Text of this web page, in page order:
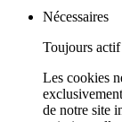
Nécessaires
Toujours actif
Les cookies
de notre site